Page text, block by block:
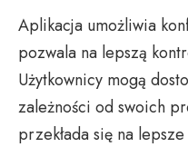
Aplikacja umożliwia
pozwala na lepszą
Użytkownicy mogą
zależności od swoich
przekłada się na